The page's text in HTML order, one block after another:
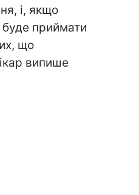
і, якщо
буде приймати
що
випише